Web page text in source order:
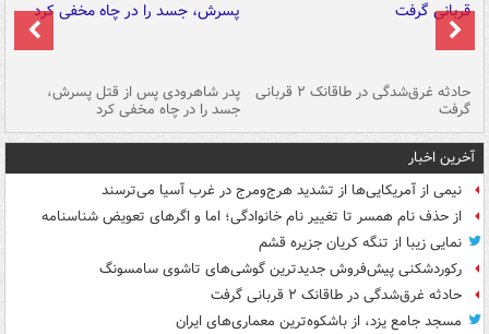
حادثه غرق‌شدگی در طاقانک ۲ قربانی
گرفت
پدر شاهرودی پس از قتل پسرش،
جسد را در چاه مخفی کرد
آخرین اخبار
نیمی از آمریکایی‌ها از تشدید هرج‌ومرج در غرب آسیا می‌ترسند
از حذف نام همسر تا تغییر نام خانوادگی؛ اما و اگرهای تعویض شناسنامه
نمایی زیبا از تنگه کریان جزیره قشم
رکوردشکنی پیش‌فروش جدیدترین گوشی‌های تاشوی سامسونگ
حادثه غرق‌شدگی در طاقانک ۲ قربانی گرفت
مسجد جامع یزد، از باشکوه‌ترین معماری‌های ایران